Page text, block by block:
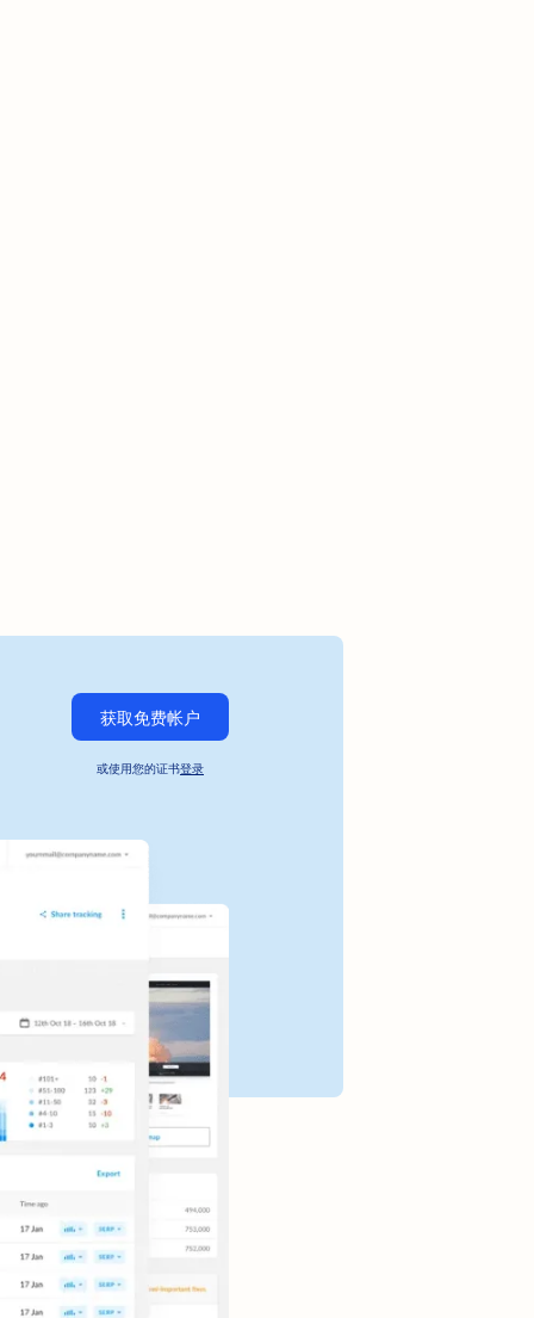
获取免费帐户
或使用您的证书登录